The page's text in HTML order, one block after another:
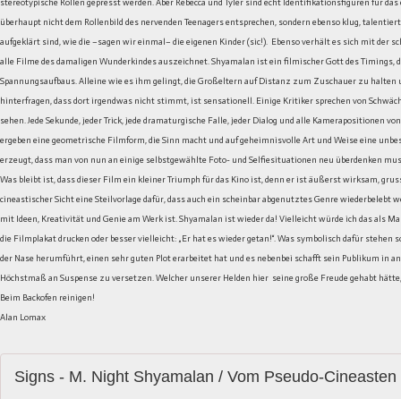
stereotypische Rollen gepresst werden. Aber Rebecca und Tyler sind echt Identifikationsfiguren für
überhaupt nicht dem Rollenbild des nervenden Teenagers entsprechen, sondern ebenso klug,
aufgeklärt sind, wie die –sagen wir einmal– die eigenen Kinder (sic!). Ebenso verhält es sich mit der
alle Filme des damaligen Wunderkindes auszeichnet. Shyamalan ist ein filmischer Gott des Timings,
Spannungsaufbaus. Alleine wie es ihm gelingt, die Großeltern auf Distanz zum Zuschauer zu halten
hinterfragen, dass dort irgendwas nicht stimmt, ist sensationell. Einige Kritiker sprechen von
sehen. Jede Sekunde, jeder Trick, jede dramaturgische Falle, jeder Dialog und alle Kamerapositionen
ergeben eine geometrische Filmform, die Sinn macht und auf geheimnisvolle Art und Weise eine
erzeugt, dass man von nun an einige selbstgewählte Foto- und Selfiesituationen neu überdenken
Was bleibt ist, dass dieser Film ein kleiner Triumph für das Kino ist, denn er ist äußerst wirksam,
cineastischer Sicht eine Steilvorlage dafür, dass auch ein scheinbar abgenutztes Genre wiederbelebt
mit Ideen, Kreativität und Genie am Werk ist. Shyamalan ist wieder da! Vielleicht würde ich das als
die Filmplakat drucken oder besser vielleicht: „Er hat es wieder getan!“. Was symbolisch dafür stehen
der Nase herumführt, einen sehr guten Plot erarbeitet hat und es nebenbei schafft sein Publikum in
Höchstmaß an Suspense zu versetzen. Welcher unserer Helden hier seine große Freude gehabt
Beim Backofen reinigen!
Alan Lomax